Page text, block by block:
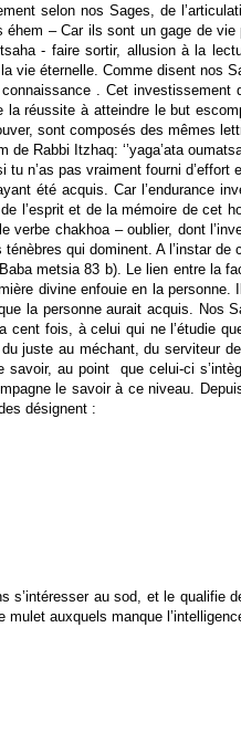
selon nos Sages, de
– Car ils sont un gage de
- faire sortir, allusion à la
éternelle. Comme disent nos
. Cet
réussite à atteindre le but
sont composés des mêmes
Rabbi Itzhaq: ‘’yaga’ata
pas vraiment fourni d’effort
été acquis. Car l’endurance
l’esprit et de la mémoire de cet
chakhoa – oublier, dont
qui dominent. A l’instar
metsia 83 b). Le lien entre la
divine enfouie en la personne.
la personne aurait acquis. Nos
cent fois, à celui qui ne l’étudie
au méchant, du serviteur
savoir, au point que celui-ci
le savoir à ce niveau.
désignent :
s’intéresser au sod, et le
auxquels manque